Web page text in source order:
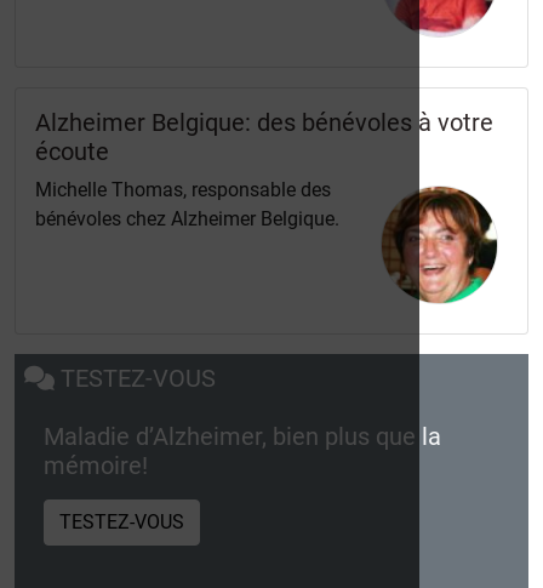
Alzheimer Belgique: des bénévoles à votre
écoute
Michelle Thomas, responsable des
bénévoles chez Alzheimer Belgique.
TESTEZ-VOUS
Maladie d’Alzheimer, bien plus que la
mémoire!
TESTEZ-VOUS